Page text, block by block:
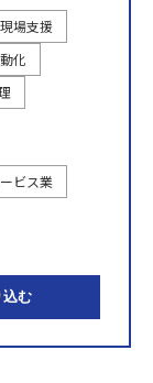
現場支援
化
ビス業
込む